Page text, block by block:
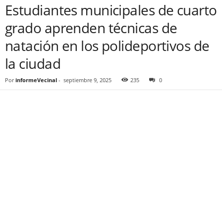
Estudiantes municipales de cuarto
grado aprenden técnicas de
natación en los polideportivos de
la ciudad
Por informeVecinal - septiembre 9, 2025 235 0